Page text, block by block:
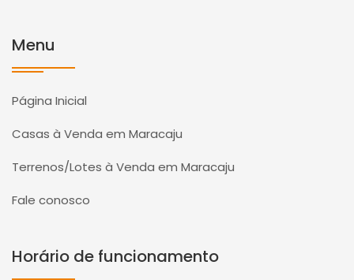
Menu
Página Inicial
Casas à Venda em Maracaju
Terrenos/Lotes à Venda em Maracaju
Fale conosco
Horário de funcionamento